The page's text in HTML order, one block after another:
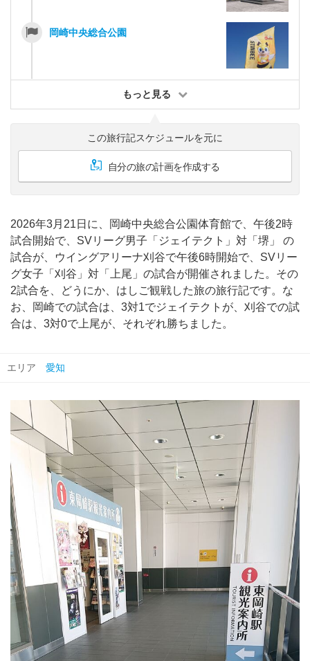
岡崎中央総合公園
もっと見る
この旅行記スケジュールを元に
自分の旅の計画を作成する
2026年3月21日に、岡崎中央総合公園体育館で、午後2時
試合開始で、SVリーグ男子「ジェイテクト」対「堺」 の
試合が、ウイングアリーナ刈谷で午後6時開始で、SVリー
グ女子「刈谷」対「上尾」の試合が開催されました。その
2試合を、どうにか、はしご観戦した旅の旅行記です。な
お、岡崎での試合は、3対1でジェイテクトが、刈谷での試
合は、3対0で上尾が、それぞれ勝ちました。
エリア 愛知